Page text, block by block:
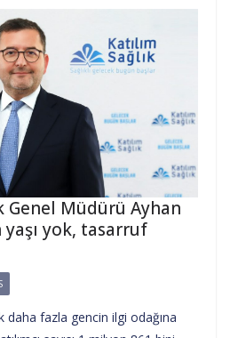
Genel Müdürü Ayhan
yok, tasarruf
daha fazla gencin ilgi odağına